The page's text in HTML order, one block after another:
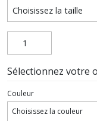
Sélectionnez votre
Couleur